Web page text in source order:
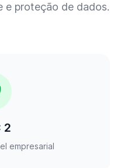
e proteção de dados.
2
empresarial